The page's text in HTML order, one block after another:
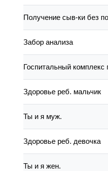
Получение сыв-ки без
Забор анализа
Госпитальный
Здоровье реб. мальчик
Ты и я муж.
Здоровье реб. девочка
Ты и я жен.